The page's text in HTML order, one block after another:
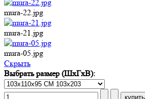
mura-22.jpg
mura-21.jpg
mura-05.jpg
Cкрыть
Выбрать размер (ШхГхВ):